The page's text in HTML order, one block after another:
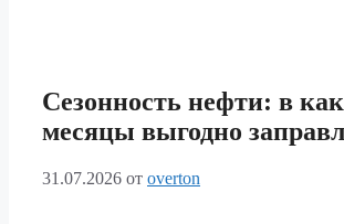
Сезонность нефти: в
месяцы выгодно
31.07.2026 от overton